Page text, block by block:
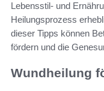
Lebensstil- und
Heilungsprozess
dieser Tipps können
fördern und die
Wundheilung